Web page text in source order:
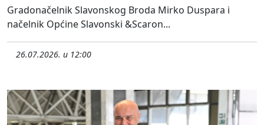
Gradonačelnik Slavonskog Broda Mirko Duspara i
načelnik Općine Slavonski &Scaron...
26.07.2026. u 12:00